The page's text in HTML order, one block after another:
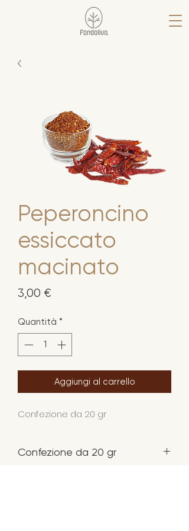
Peperoncino
essiccato
macinato
3,00 €Prezzo
Quantità *
Aggiungi al carrello
Confezione da 20 gr
Confezione da 20 gr